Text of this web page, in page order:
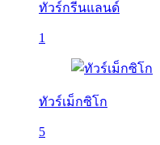
ทัวร์กรีนแลนด์
1
ทัวร์เม็กซิโก
5